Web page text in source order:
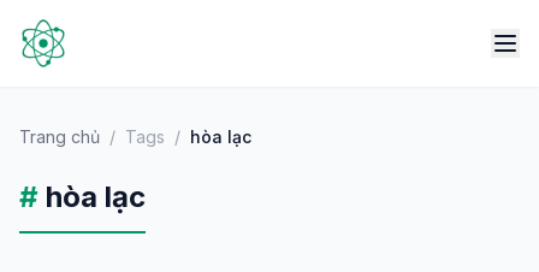
Trang chủ / Tags / hòa lạc
# hòa lạc